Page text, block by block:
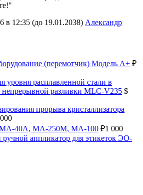
в 12:35 (до 19.01.2038) Александр
(перемотчик) Модель А+ ₽
уровня расплавленной стали в
непрерывной разливки MLC-V235 $
прорыва кристаллизатора
40А, МА-250М, МА-100 ₽1 000
ручной аппликатор для этикеток ЭО-